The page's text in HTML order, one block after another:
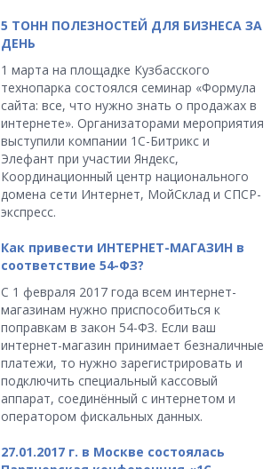
5 ТОНН ПОЛЕЗНОСТЕЙ ДЛЯ БИЗНЕСА ЗА
ДЕНЬ
1 марта на площадке Кузбасского
технопарка состоялся семинар «Формула
сайта: все, что нужно знать о продажах в
интернете». Организаторами мероприятия
выступили компании 1С-Битрикс и
Элефант при участии Яндекс,
Координационный центр национального
домена сети Интернет, МойСклад и СПСР-
экспресс.
Как привести ИНТЕРНЕТ-МАГАЗИН в
соответствие 54-ФЗ?
С 1 февраля 2017 года всем интернет-
магазинам нужно приспособиться к
поправкам в закон 54-ФЗ. Если ваш
интернет-магазин принимает безналичные
платежи, то нужно зарегистрировать и
подключить специальный кассовый
аппарат, соединённый с интернетом и
оператором фискальных данных.
27.01.2017 г. в Москве состоялась